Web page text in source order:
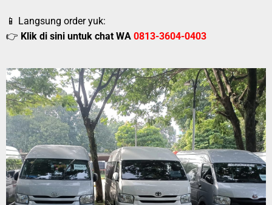
📱 Langsung order yuk:
👉 Klik di sini untuk chat WA 0813-3604-0403